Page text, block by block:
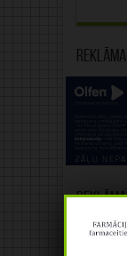
Reklāma
Reklāma